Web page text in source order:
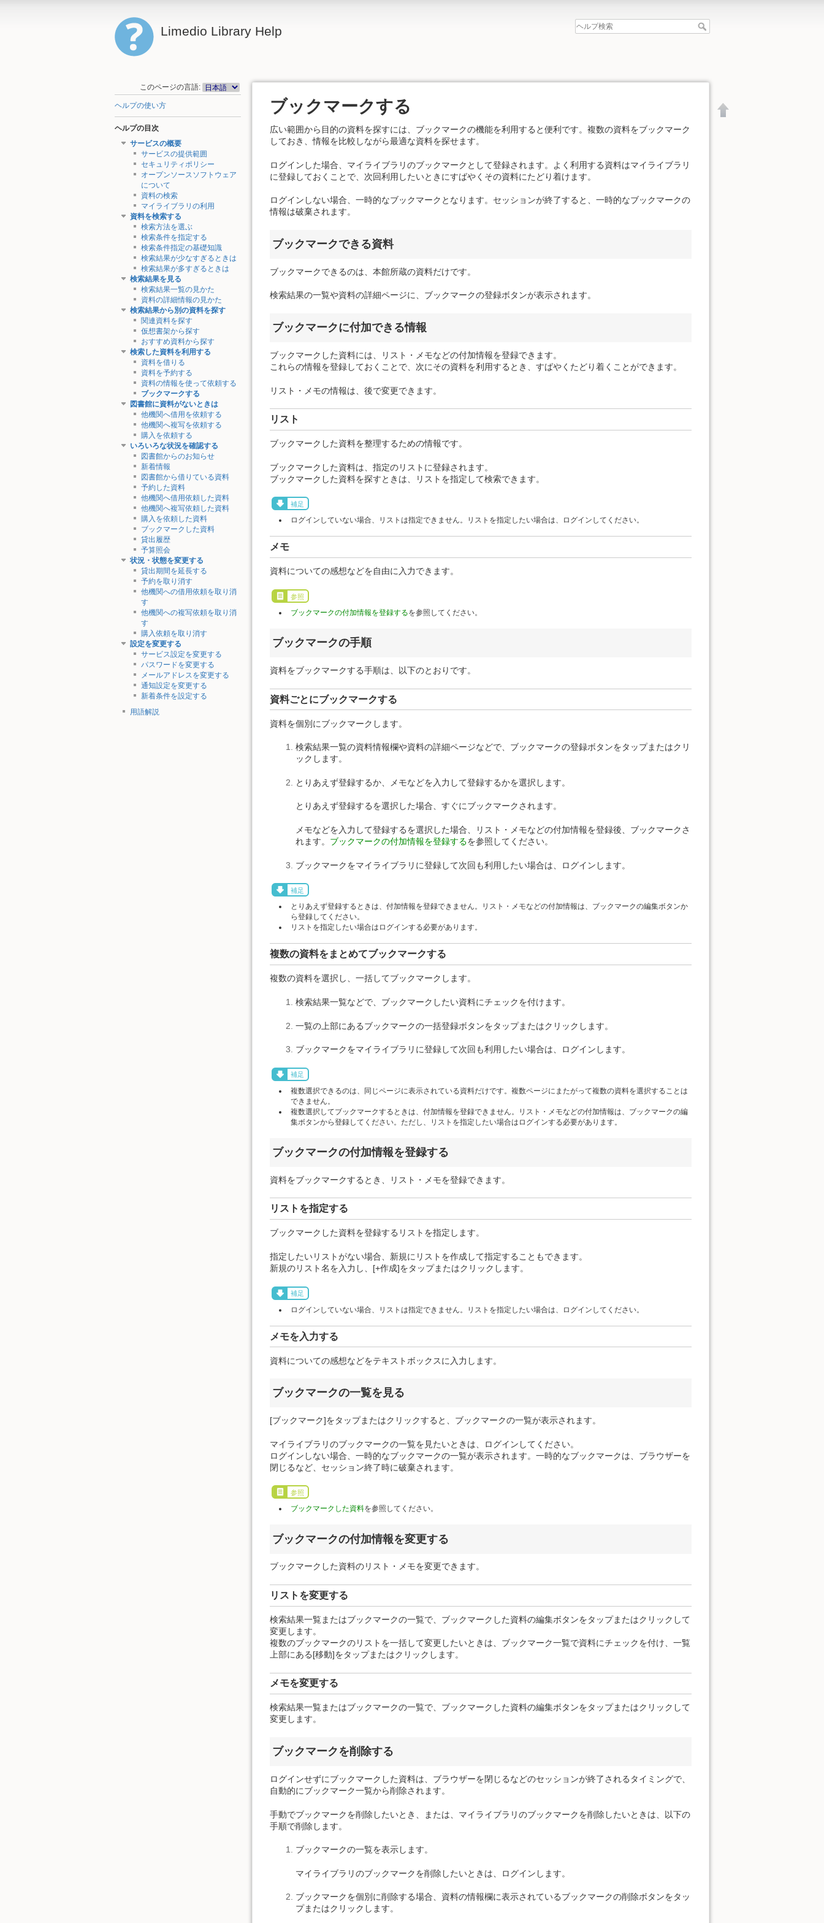
Limedio Library Help
このページの言語:
ヘルプの使い方
ヘルプの目次
サービスの概要
サービスの提供範囲
セキュリティポリシー
オープンソースソフトウェア
について
資料の検索
マイライブラリの利用
資料を検索する
検索方法を選ぶ
検索条件を指定する
検索条件指定の基礎知識
検索結果が少なすぎるときは
検索結果が多すぎるときは
検索結果を見る
検索結果一覧の見かた
資料の詳細情報の見かた
検索結果から別の資料を探す
関連資料を探す
仮想書架から探す
おすすめ資料から探す
検索した資料を利用する
資料を借りる
資料を予約する
資料の情報を使って依頼する
ブックマークする
図書館に資料がないときは
他機関へ借用を依頼する
他機関へ複写を依頼する
購入を依頼する
いろいろな状況を確認する
図書館からのお知らせ
新着情報
図書館から借りている資料
予約した資料
他機関へ借用依頼した資料
他機関へ複写依頼した資料
購入を依頼した資料
ブックマークした資料
貸出履歴
予算照会
状況・状態を変更する
貸出期間を延長する
予約を取り消す
他機関への借用依頼を取り消
す
他機関への複写依頼を取り消
す
購入依頼を取り消す
設定を変更する
サービス設定を変更する
パスワードを変更する
メールアドレスを変更する
通知設定を変更する
新着条件を設定する
用語解説
ブックマークする
広い範囲から目的の資料を探すには、ブックマークの機能を利用すると便利です。複数の資料をブックマーク
しておき、情報を比較しながら最適な資料を探せます。
ログインした場合、マイライブラリのブックマークとして登録されます。よく利用する資料はマイライブラリ
に登録しておくことで、次回利用したいときにすばやくその資料にたどり着けます。
ログインしない場合、一時的なブックマークとなります。セッションが終了すると、一時的なブックマークの
情報は破棄されます。
ブックマークできる資料
ブックマークできるのは、本館所蔵の資料だけです。
検索結果の一覧や資料の詳細ページに、ブックマークの登録ボタンが表示されます。
ブックマークに付加できる情報
ブックマークした資料には、リスト・メモなどの付加情報を登録できます。
これらの情報を登録しておくことで、次にその資料を利用するとき、すばやくたどり着くことができます。
リスト・メモの情報は、後で変更できます。
リスト
ブックマークした資料を整理するための情報です。
ブックマークした資料は、指定のリストに登録されます。
ブックマークした資料を探すときは、リストを指定して検索できます。
補足
ログインしていない場合、リストは指定できません。リストを指定したい場合は、ログインしてください。
メモ
資料についての感想などを自由に入力できます。
参照
ブックマークの付加情報を登録するを参照してください。
ブックマークの手順
資料をブックマークする手順は、以下のとおりです。
資料ごとにブックマークする
資料を個別にブックマークします。
検索結果一覧の資料情報欄や資料の詳細ページなどで、ブックマークの登録ボタンをタップまたはクリ
ックします。
とりあえず登録するか、メモなどを入力して登録するかを選択します。
とりあえず登録するを選択した場合、すぐにブックマークされます。
メモなどを入力して登録するを選択した場合、リスト・メモなどの付加情報を登録後、ブックマークさ
れます。 ブックマークの付加情報を登録するを参照してください。
ブックマークをマイライブラリに登録して次回も利用したい場合は、ログインします。
補足
とりあえず登録するときは、付加情報を登録できません。リスト・メモなどの付加情報は、ブックマークの編集ボタンか
ら登録してください。
リストを指定したい場合はログインする必要があります。
複数の資料をまとめてブックマークする
複数の資料を選択し、一括してブックマークします。
検索結果一覧などで、ブックマークしたい資料にチェックを付けます。
一覧の上部にあるブックマークの一括登録ボタンをタップまたはクリックします。
ブックマークをマイライブラリに登録して次回も利用したい場合は、ログインします。
補足
複数選択できるのは、同じページに表示されている資料だけです。複数ページにまたがって複数の資料を選択することは
できません。
複数選択してブックマークするときは、付加情報を登録できません。リスト・メモなどの付加情報は、ブックマークの編
集ボタンから登録してください。ただし、リストを指定したい場合はログインする必要があります。
ブックマークの付加情報を登録する
資料をブックマークするとき、リスト・メモを登録できます。
リストを指定する
ブックマークした資料を登録するリストを指定します。
指定したいリストがない場合、新規にリストを作成して指定することもできます。
新規のリスト名を入力し、[+作成]をタップまたはクリックします。
補足
ログインしていない場合、リストは指定できません。リストを指定したい場合は、ログインしてください。
メモを入力する
資料についての感想などをテキストボックスに入力します。
ブックマークの一覧を見る
[ブックマーク]をタップまたはクリックすると、ブックマークの一覧が表示されます。
マイライブラリのブックマークの一覧を見たいときは、ログインしてください。
ログインしない場合、一時的なブックマークの一覧が表示されます。一時的なブックマークは、ブラウザーを
閉じるなど、セッション終了時に破棄されます。
参照
ブックマークした資料を参照してください。
ブックマークの付加情報を変更する
ブックマークした資料のリスト・メモを変更できます。
リストを変更する
検索結果一覧またはブックマークの一覧で、ブックマークした資料の編集ボタンをタップまたはクリックして
変更します。
複数のブックマークのリストを一括して変更したいときは、ブックマーク一覧で資料にチェックを付け、一覧
上部にある[移動]をタップまたはクリックします。
メモを変更する
検索結果一覧またはブックマークの一覧で、ブックマークした資料の編集ボタンをタップまたはクリックして
変更します。
ブックマークを削除する
ログインせずにブックマークした資料は、ブラウザーを閉じるなどのセッションが終了されるタイミングで、
自動的にブックマーク一覧から削除されます。
手動でブックマークを削除したいとき、または、マイライブラリのブックマークを削除したいときは、以下の
手順で削除します。
ブックマークの一覧を表示します。
マイライブラリのブックマークを削除したいときは、ログインします。
ブックマークを個別に削除する場合、資料の情報欄に表示されているブックマークの削除ボタンをタッ
プまたはクリックします。